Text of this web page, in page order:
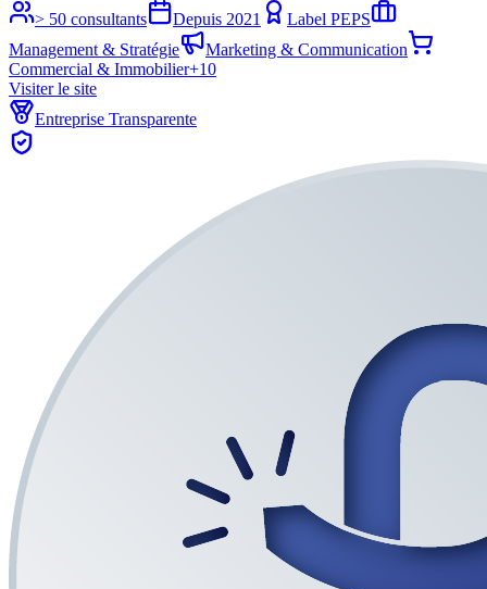
> 50 consultants
Depuis 2021
Label PEPS
Management & Stratégie
Marketing & Communication
Commercial & Immobilier+10
Visiter le site
Entreprise Transparente